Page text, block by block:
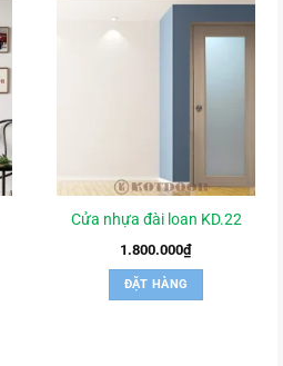
Cửa nhựa đài loan KD.22
1.800.000₫
ĐẶT HÀNG